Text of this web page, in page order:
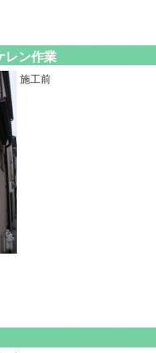
レン作業
施工前